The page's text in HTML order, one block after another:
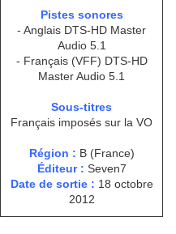
Pistes sonores
- Anglais DTS-HD Master
Audio 5.1
- Français (VFF) DTS-HD
Master Audio 5.1
Sous-titres
Français imposés sur la VO
Région : B (France)
Éditeur : Seven7
Date de sortie : 18 octobre
2012